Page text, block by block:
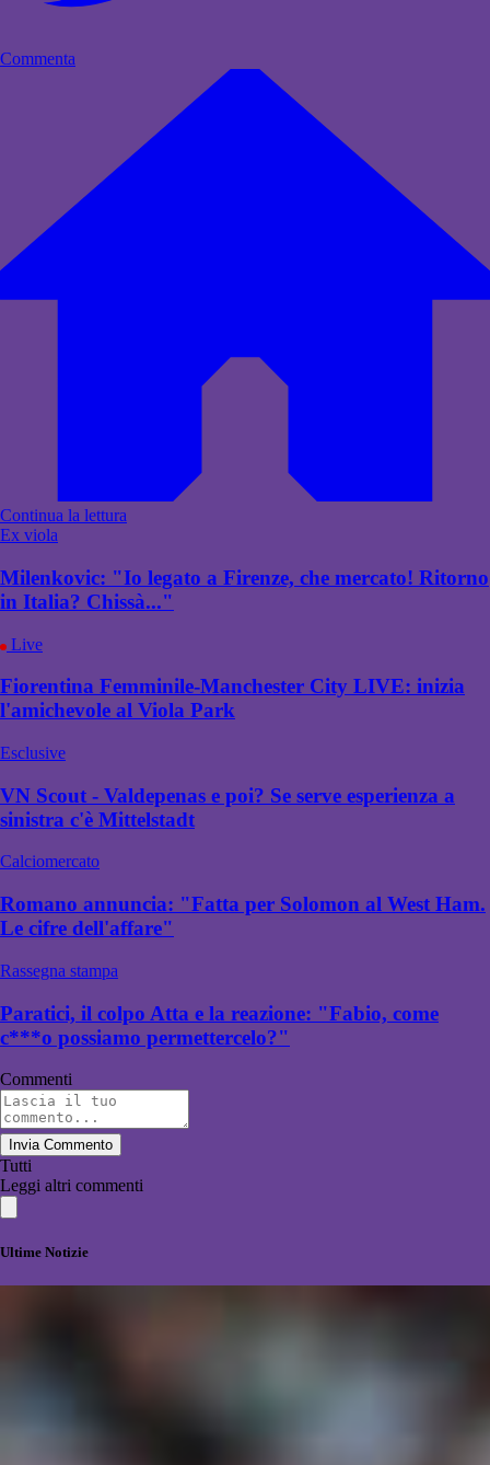
Commenta
Continua la lettura
Ex viola
Milenkovic: "Io legato a Firenze, che mercato! Ritorno
in Italia? Chissà..."
Live
Fiorentina Femminile-Manchester City LIVE: inizia
l'amichevole al Viola Park
Esclusive
VN Scout - Valdepenas e poi? Se serve esperienza a
sinistra c'è Mittelstadt
Calciomercato
Romano annuncia: "Fatta per Solomon al West Ham.
Le cifre dell'affare"
Rassegna stampa
Paratici, il colpo Atta e la reazione: "Fabio, come
c***o possiamo permettercelo?"
Commenti
Invia Commento
Tutti
Leggi altri commenti
Ultime Notizie